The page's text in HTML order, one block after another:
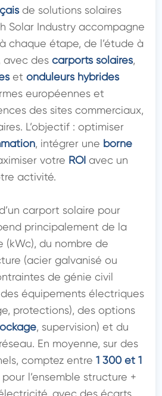
de solutions solaires
Solar Industry accompagne
chaque étape, de l’étude à
avec des carports solaires
et onduleurs hybrides
européennes et
des sites commerciaux,
L’objectif : optimiser
, intégrer une borne
votre ROI avec un
activité.
carport solaire pour
principalement de la
(kWc), du nombre de
(acier galvanisé ou
de génie civil
des équipements électriques
protections), des options
, supervision) et du
En moyenne, sur des
comptez entre 1 300 et 1
pour l’ensemble structure +
avec des écarts